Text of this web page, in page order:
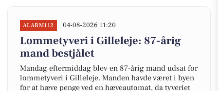
ALARM112 04-08-2026 11:20
Lommetyveri i Gilleleje: 87-årig
mand bestjålet
Mandag eftermiddag blev en 87-årig mand udsat for
lommetyveri i Gilleleje. Manden havde været i byen
for at hæve penge ved en hæveautomat, da tyveriet